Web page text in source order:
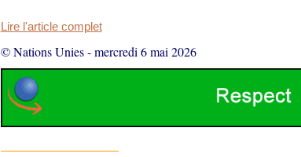
Lire l'article complet
© Nations Unies-mercredi 6 mai 2026